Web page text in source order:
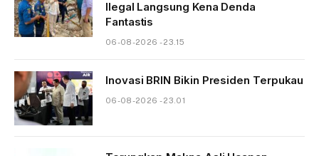
Ilegal Langsung Kena Denda
Fantastis
06-08-2026 - 23.15
Inovasi BRIN Bikin Presiden Terpukau
06-08-2026 - 23.01